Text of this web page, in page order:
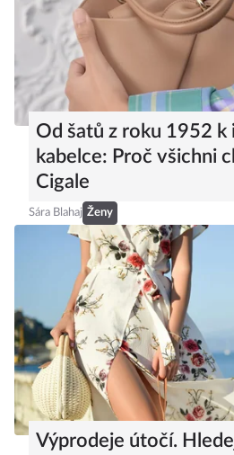
Od šatů z roku 1952 k
kabelce: Proč všichni
Cigale
Sára Blahaj Ženy
Výprodeje útočí.